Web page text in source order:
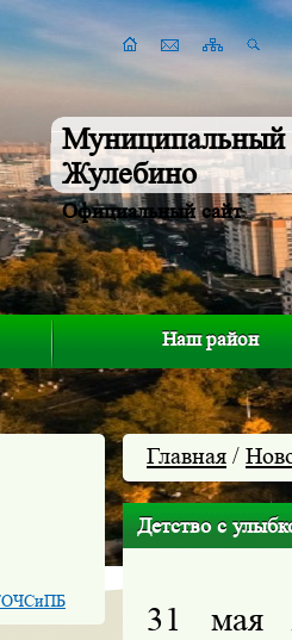
Муниципальный
Жулебино
Официальный сайт
Наш район
Главная /
Детство с
31 мая